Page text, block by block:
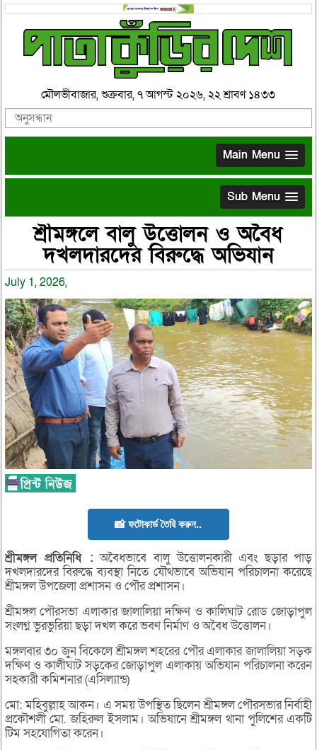
মৌলভীবাজার, শুক্রবার, ৭ আগস্ট ২০২৬, ২২ শ্রাবণ ১৪৩৩
Main Menu
Sub Menu
শ্রীমঙ্গলে বালু উত্তোলন ও অবৈধ
দখলদারদের বিরুদ্ধে অভিযান
July 1, 2026,
📸 ফটোকার্ড তৈরি করুন..
শ্রীমঙ্গলপ্রতিনিধি : অবৈধভাবে বালু উত্তোলনকারী এবং ছড়ার পাড়
দখলদারদের বিরুদ্ধে ব্যবস্থা নিতে যৌথভাবে অভিযান পরিচালনা করেছে
শ্রীমঙ্গল উপজেলা প্রশাসন ও পৌর প্রশাসন।
শ্রীমঙ্গল পৌরসভা এলাকার জালালিয়া দক্ষিণ ও কালিঘাট রোড জোড়াপুল
সংলগ্ন ভুরভুরিয়া ছড়া দখল করে ভবণ নির্মাণ ও অবৈধ উত্তোলন।
মঙ্গলবার ৩০ জুন বিকেলে শ্রীমঙ্গল শহরের পৌর এলাকার জালালিয়া সড়ক
দক্ষিণ ও কালীঘাট সড়কের জোড়াপুল এলাকায় অভিযান পরিচালনা করেন
সহকারী কমিশনার (এসিল্যান্ড)
মো: মহিবুল্লাহ আকন। এ সময় উপস্থিত ছিলেন শ্রীমঙ্গল পৌরসভার নির্বাহী
প্রকৌশলী মো. জহিরুল ইসলাম। অভিযানে শ্রীমঙ্গল থানা পুলিশের একটি
টিম সহযোগিতা করেন।